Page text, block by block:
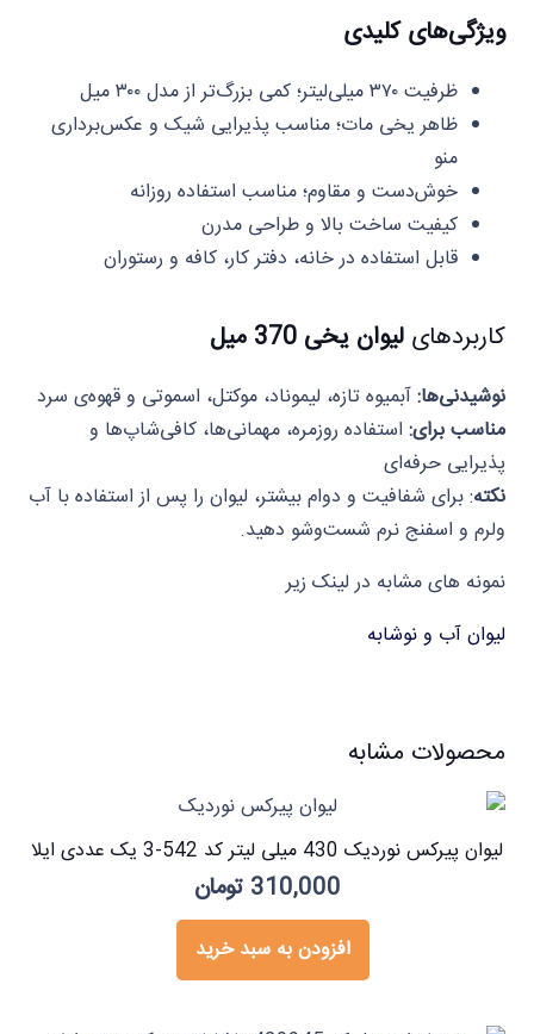
ویژگی‌های کلیدی
ظرفیت ۳۷۰ میلی‌لیتر؛ کمی بزرگ‌تر از مدل ۳۰۰ میل
ظاهر یخی مات؛ مناسب پذیرایی شیک و عکس‌برداری
منو
خوش‌دست و مقاوم؛ مناسب استفاده روزانه
کیفیت ساخت بالا و طراحی مدرن
قابل استفاده در خانه، دفتر کار، کافه و رستوران
کاربردهای لیوان یخی 370 میل
نوشیدنی‌ها:آبمیوه تازه، لیموناد، موکتل، اسموتی و قهوه‌ی سرد
مناسب برای: استفاده روزمره، مهمانی‌ها، کافی‌شاپ‌ها و
پذیرایی حرفه‌ای
نکته: برای شفافیت و دوام بیشتر، لیوان را پس از استفاده با آب
ولرم و اسفنج نرم شست‌وشو دهید.
نمونه های مشابه در لینک زیر
لیوان آب و نوشابه
محصولات مشابه
لیوان پیرکس نوردیک 430 میلی لیتر کد 542-3 یک عددی ایلا
310,000 تومان
افزودن به سبد خرید